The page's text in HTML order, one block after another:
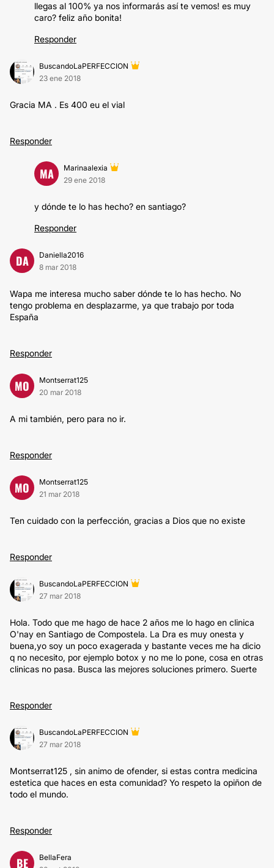
llegas al 100% ya nos informarás así te vemos! es muy
caro? feliz año bonita!
Responder
BuscandoLaPERFECCION
23 ene 2018
Gracia MA . Es 400 eu el vial
Responder
MA
Marinaalexia
29 ene 2018
y dónde te lo has hecho? en santiago?
Responder
DA
Daniella2016
8 mar 2018
Wapa me interesa mucho saber dónde te lo has hecho. No
tengo problema en desplazarme, ya que trabajo por toda
España
Responder
MO
Montserrat125
20 mar 2018
A mi también, pero para no ir.
Responder
MO
Montserrat125
21 mar 2018
Ten cuidado con la perfección, gracias a Dios que no existe
Responder
BuscandoLaPERFECCION
27 mar 2018
Hola. Todo que me hago de hace 2 años me lo hago en clinica
O'nay en Santiago de Compostela. La Dra es muy onesta y
buena,yo soy un poco exagerada y bastante veces me ha dicio
q no necesito, por ejemplo botox y no me lo pone, cosa en otras
clinicas no pasa. Busca las mejores soluciones primero. Suerte
Responder
BuscandoLaPERFECCION
27 mar 2018
Montserrat125 , sin animo de ofender, si estas contra medicina
estetica que haces en esta comunidad? Yo respeto la opiñon de
todo el mundo.
Responder
BE
BellaFera